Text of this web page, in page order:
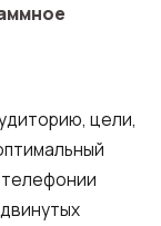
цели,